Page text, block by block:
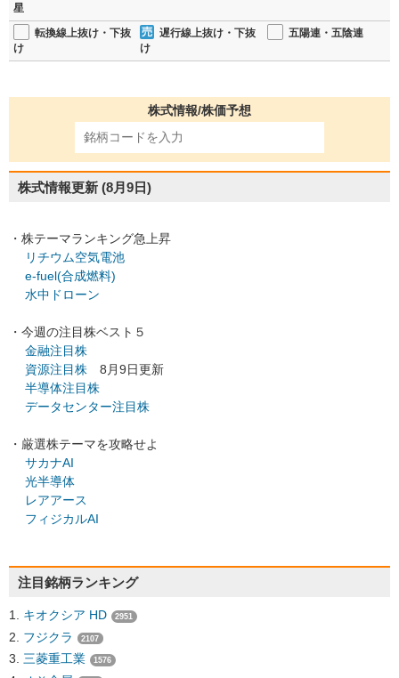
星
転換線上抜け・下抜
け
遅行線上抜け・下抜
け
五陽連・五陰連
株式情報/株価予想
株式情報更新 (8月9日)
・株テーマランキング急上昇
リチウム空気電池
e-fuel(合成燃料)
水中ドローン
・今週の注目株ベスト５
金融注目株
資源注目株 8月9日更新
半導体注目株
データセンター注目株
・厳選株テーマを攻略せよ
サカナAI
光半導体
レアアース
フィジカルAI
注目銘柄ランキング
キオクシア HD 2951
フジクラ 2107
三菱重工業 1576